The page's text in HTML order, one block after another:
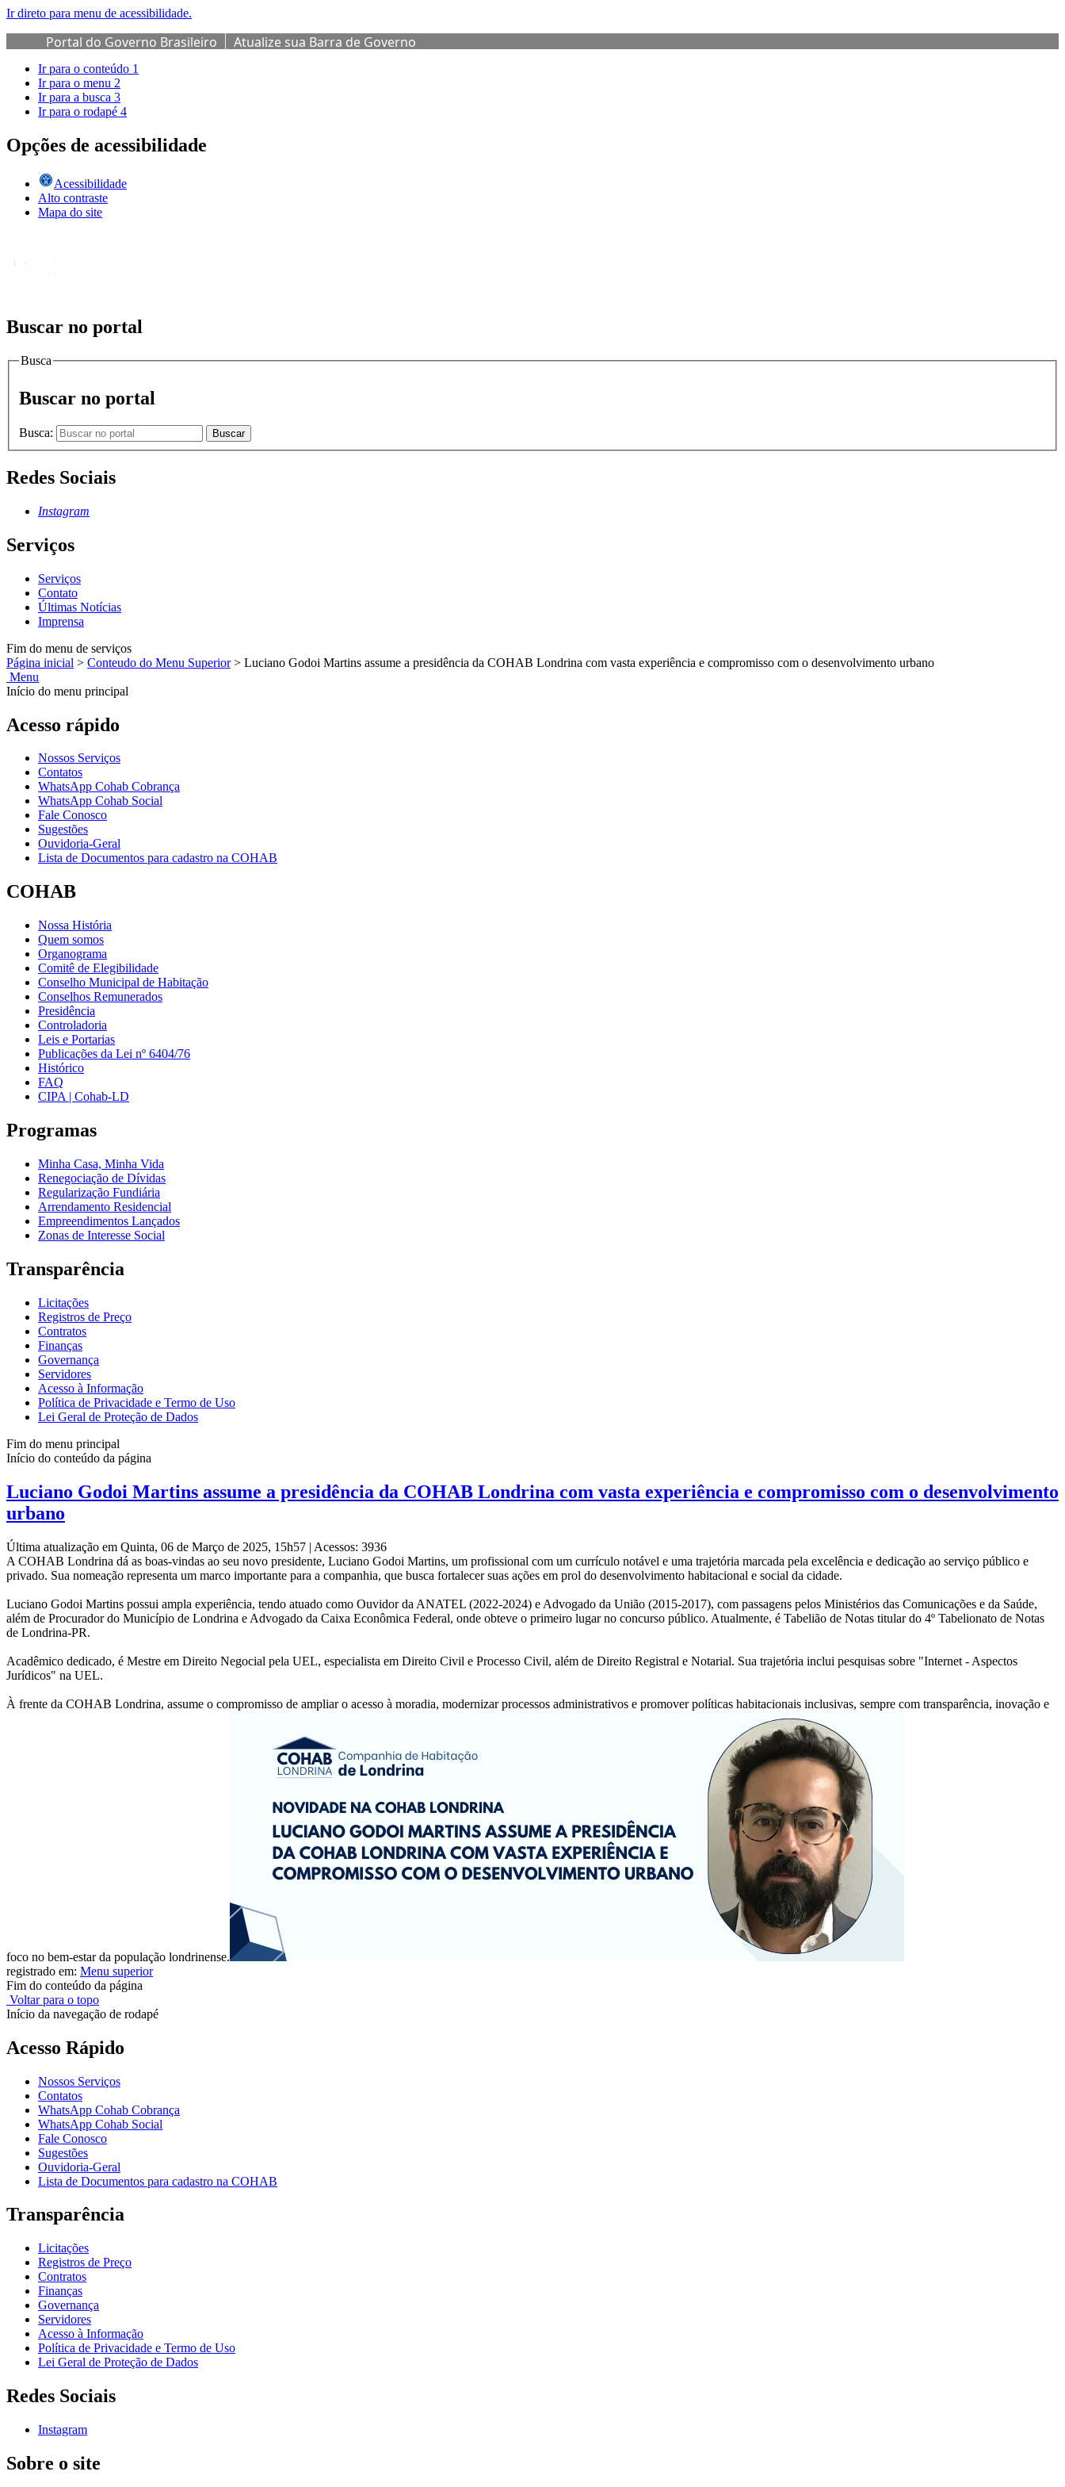
Ir direto para menu de acessibilidade.
Portal do Governo Brasileiro Atualize sua Barra de Governo
Ir para o conteúdo 1
Ir para o menu 2
Ir para a busca 3
Ir para o rodapé 4
Opções de acessibilidade
Acessibilidade
Alto contraste
Mapa do site
Buscar no portal
Busca
Buscar no portal
Busca: Buscar
Redes Sociais
Instagram
Serviços
Serviços
Contato
Últimas Notícias
Imprensa
Fim do menu de serviços
Página inicial > Conteudo do Menu Superior > Luciano Godoi Martins assume a presidência da COHAB Londrina com vasta experiência e compromisso com o desenvolvimento urbano
Menu
Início do menu principal
Acesso rápido
Nossos Serviços
Contatos
WhatsApp Cohab Cobrança
WhatsApp Cohab Social
Fale Conosco
Sugestões
Ouvidoria-Geral
Lista de Documentos para cadastro na COHAB
COHAB
Nossa História
Quem somos
Organograma
Comitê de Elegibilidade
Conselho Municipal de Habitação
Conselhos Remunerados
Presidência
Controladoria
Leis e Portarias
Publicações da Lei nº 6404/76
Histórico
FAQ
CIPA | Cohab-LD
Programas
Minha Casa, Minha Vida
Renegociação de Dívidas
Regularização Fundiária
Arrendamento Residencial
Empreendimentos Lançados
Zonas de Interesse Social
Transparência
Licitações
Registros de Preço
Contratos
Finanças
Governança
Servidores
Acesso à Informação
Política de Privacidade e Termo de Uso
Lei Geral de Proteção de Dados
Fim do menu principal
Início do conteúdo da página
Luciano Godoi Martins assume a presidência da COHAB Londrina com vasta experiência e compromisso com o desenvolvimento
urbano
Última atualização em Quinta, 06 de Março de 2025, 15h57 | Acessos: 3936
A COHAB Londrina dá as boas-vindas ao seu novo presidente, Luciano Godoi Martins, um profissional com um currículo notável e uma trajetória marcada pela excelência e dedicação ao serviço público e
privado. Sua nomeação representa um marco importante para a companhia, que busca fortalecer suas ações em prol do desenvolvimento habitacional e social da cidade.
Luciano Godoi Martins possui ampla experiência, tendo atuado como Ouvidor da ANATEL (2022-2024) e Advogado da União (2015-2017), com passagens pelos Ministérios das Comunicações e da Saúde,
além de Procurador do Município de Londrina e Advogado da Caixa Econômica Federal, onde obteve o primeiro lugar no concurso público. Atualmente, é Tabelião de Notas titular do 4º Tabelionato de Notas
de Londrina-PR.
Acadêmico dedicado, é Mestre em Direito Negocial pela UEL, especialista em Direito Civil e Processo Civil, além de Direito Registral e Notarial. Sua trajetória inclui pesquisas sobre "Internet - Aspectos
Jurídicos" na UEL.
À frente da COHAB Londrina, assume o compromisso de ampliar o acesso à moradia, modernizar processos administrativos e promover políticas habitacionais inclusivas, sempre com transparência, inovação e
foco no bem-estar da população londrinense.
registrado em: Menu superior
Fim do conteúdo da página
Voltar para o topo
Início da navegação de rodapé
Acesso Rápido
Nossos Serviços
Contatos
WhatsApp Cohab Cobrança
WhatsApp Cohab Social
Fale Conosco
Sugestões
Ouvidoria-Geral
Lista de Documentos para cadastro na COHAB
Transparência
Licitações
Registros de Preço
Contratos
Finanças
Governança
Servidores
Acesso à Informação
Política de Privacidade e Termo de Uso
Lei Geral de Proteção de Dados
Redes Sociais
Instagram
Sobre o site